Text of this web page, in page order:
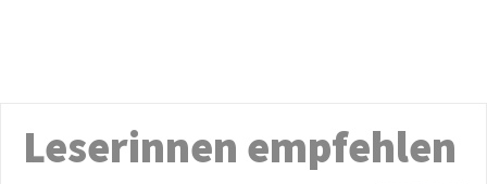
Leserinnen empfehlen